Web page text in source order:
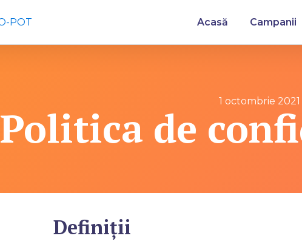
Acasă Campanii
1 octombrie 2021
Politica de
Definiții